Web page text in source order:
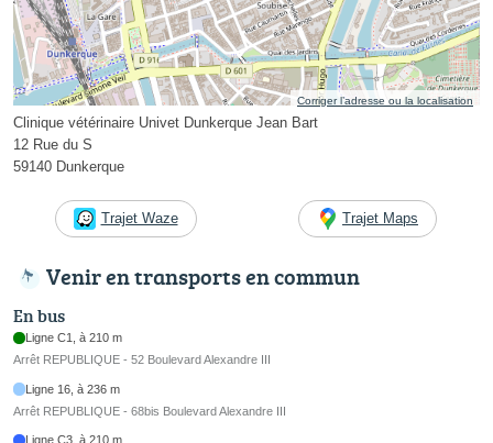
Corriger l’adresse ou la localisation
Clinique vétérinaire Univet Dunkerque Jean Bart
12 Rue du S
59140 Dunkerque
Trajet Waze Trajet Maps
Venir en transports en commun
En bus
Ligne C1, à 210 m
Arrêt REPUBLIQUE - 52 Boulevard Alexandre III
Ligne 16, à 236 m
Arrêt REPUBLIQUE - 68bis Boulevard Alexandre III
Ligne C3, à 210 m